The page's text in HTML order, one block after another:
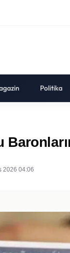
Politika
2026 04:06